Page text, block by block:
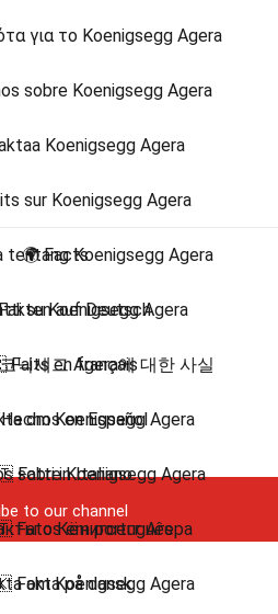
to our channel
για το Koenigsegg Agera
sobre Koenigsegg Agera
Koenigsegg Agera
sur Koenigsegg Agera
Koenigsegg Agera
su Koenigsegg Agera
세그 Agera에 대한 사실
om Koenigsegg Agera
Koenigsegg Agera
о Кёнигсегг Агерa
om Koenigsegg Agera
🌍 Facts
auf Deutsch
en français
en Español
Fatti in Italiano
em português
på dansk